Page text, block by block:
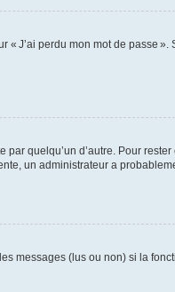
J’ai perdu mon mot de passe ».
quelqu’un d’autre. Pour
un administrateur a
messages (lus ou non) si la